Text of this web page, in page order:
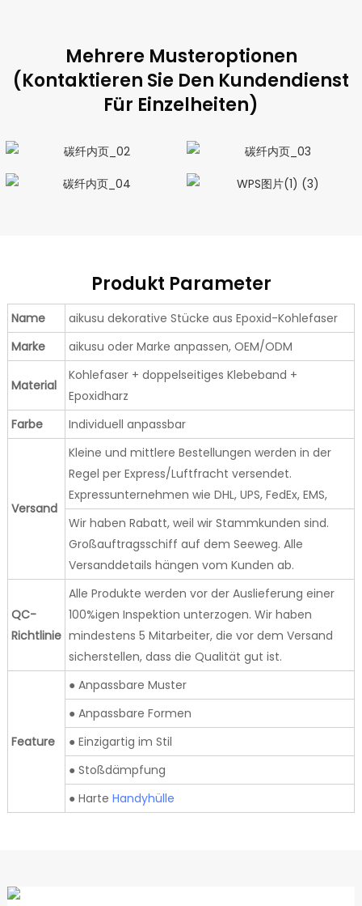
Mehrere Musteroptionen
(Kontaktieren Sie Den Kundendienst
Für Einzelheiten)
Produkt Parameter
Name
aikusu dekorative Stücke aus Epoxid-Kohlefaser
Marke
aikusu oder Marke anpassen, OEM/ODM
Material
Kohlefaser + doppelseitiges Klebeband +
Epoxidharz
Farbe
Individuell anpassbar
Versand
Kleine und mittlere Bestellungen werden in der
Regel per Express/Luftfracht versendet.
Expressunternehmen wie DHL, UPS, FedEx, EMS,
Wir haben Rabatt, weil wir Stammkunden sind.
Großauftragsschiff auf dem Seeweg. Alle
Versanddetails hängen vom Kunden ab.
QC-
Richtlinie
Alle Produkte werden vor der Auslieferung einer
100%igen Inspektion unterzogen. Wir haben
mindestens 5 Mitarbeiter, die vor dem Versand
sicherstellen, dass die Qualität gut ist.
Feature
● Anpassbare Muster
● Anpassbare Formen
● Einzigartig im Stil
● Stoßdämpfung
● Harte Handyhülle